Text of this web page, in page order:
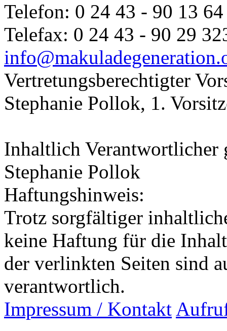
Telefon: 0 24 43 - 90 13 64
Telefax: 0 24 43 - 90 29
Vertretungsberechtigter
Stephanie Pollok, 1.
Inhaltlich Verantwortlicher
Stephanie Pollok
Haftungshinweis:
Trotz sorgfältiger
keine Haftung für die
der verlinkten Seiten sind
verantwortlich.
Impressum / Kontakt